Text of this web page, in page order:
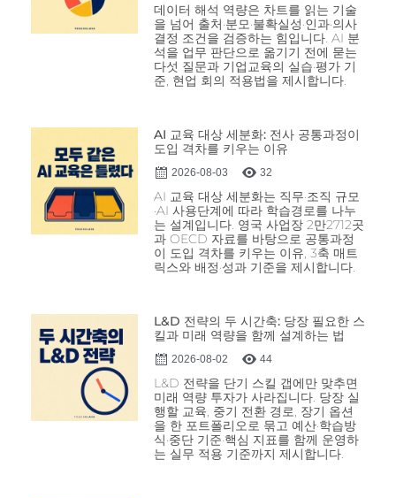
데이터 해석 역량은 차트를 읽는 기술
을 넘어 출처·분모·불확실성·인과·의사
결정 조건을 검증하는 힘입니다. AI 분
석을 업무 판단으로 옮기기 전에 묻는
다섯 질문과 기업교육의 실습·평가 기
준, 현업 회의 적용법을 제시합니다.
AI 교육 대상 세분화: 전사 공통과정이
도입 격차를 키우는 이유
2026-08-03 32
AI 교육 대상 세분화는 직무·조직 규모
·AI 사용단계에 따라 학습경로를 나누
는 설계입니다. 영국 사업장 2만2712곳
과 OECD 자료를 바탕으로 공통과정
이 도입 격차를 키우는 이유, 3축 매트
릭스와 배정·성과 기준을 제시합니다.
L&D 전략의 두 시간축: 당장 필요한 스
킬과 미래 역량을 함께 설계하는 법
2026-08-02 44
L&D 전략을 단기 스킬 갭에만 맞추면
미래 역량 투자가 사라집니다. 당장 실
행할 교육, 중기 전환 경로, 장기 옵션
을 한 포트폴리오로 묶고 예산·학습방
식·중단 기준·핵심 지표를 함께 운영하
는 실무 적용 기준까지 제시합니다.